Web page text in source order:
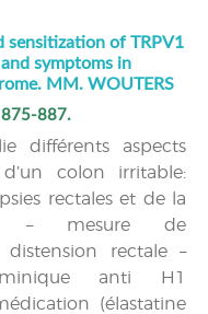
sensitization of TRPV1
symptoms in
MM. WOUTERS
875-887.
différents aspects
colon irritable:
rectales et de la
– mesure de
distension rectale –
anti H1
(élastatine